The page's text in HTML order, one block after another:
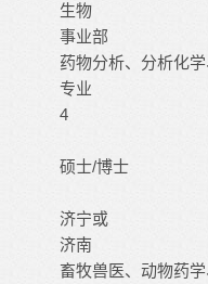
生物
事业部
药物分析、分析化
专业
4
硕士/博士
济宁或
济南
畜牧兽医、动物药